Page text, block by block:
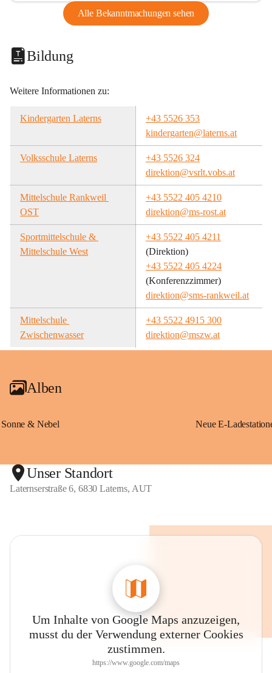
Alle Bekanntmachungen sehen
Bildung
Weitere Informationen zu:
Kindergarten Laterns
+43 5526 353
kindergarten@laterns.at
Volksschule Laterns
+43 5526 324
direktion@vsrlt.vobs.at
Mittelschule Rankweil
OST
+43 5522 405 4210
direktion@ms-rost.at
Sportmittelschule &
Mittelschule West
+43 5522 405 4211
(Direktion)
+43 5522 405 4224
(Konferenzzimmer)
direktion@sms-rankweil.at
Mittelschule
Zwischenwasser
+43 5522 4915 300
direktion@mszw.at
Alben
Sonne & Nebel
Unser Standort
Laternserstraße 6, 6830 Laterns, AUT
Um Inhalte von Google Maps anzuzeigen,
musst du der Verwendung externer Cookies
zustimmen.
https://www.google.com/maps